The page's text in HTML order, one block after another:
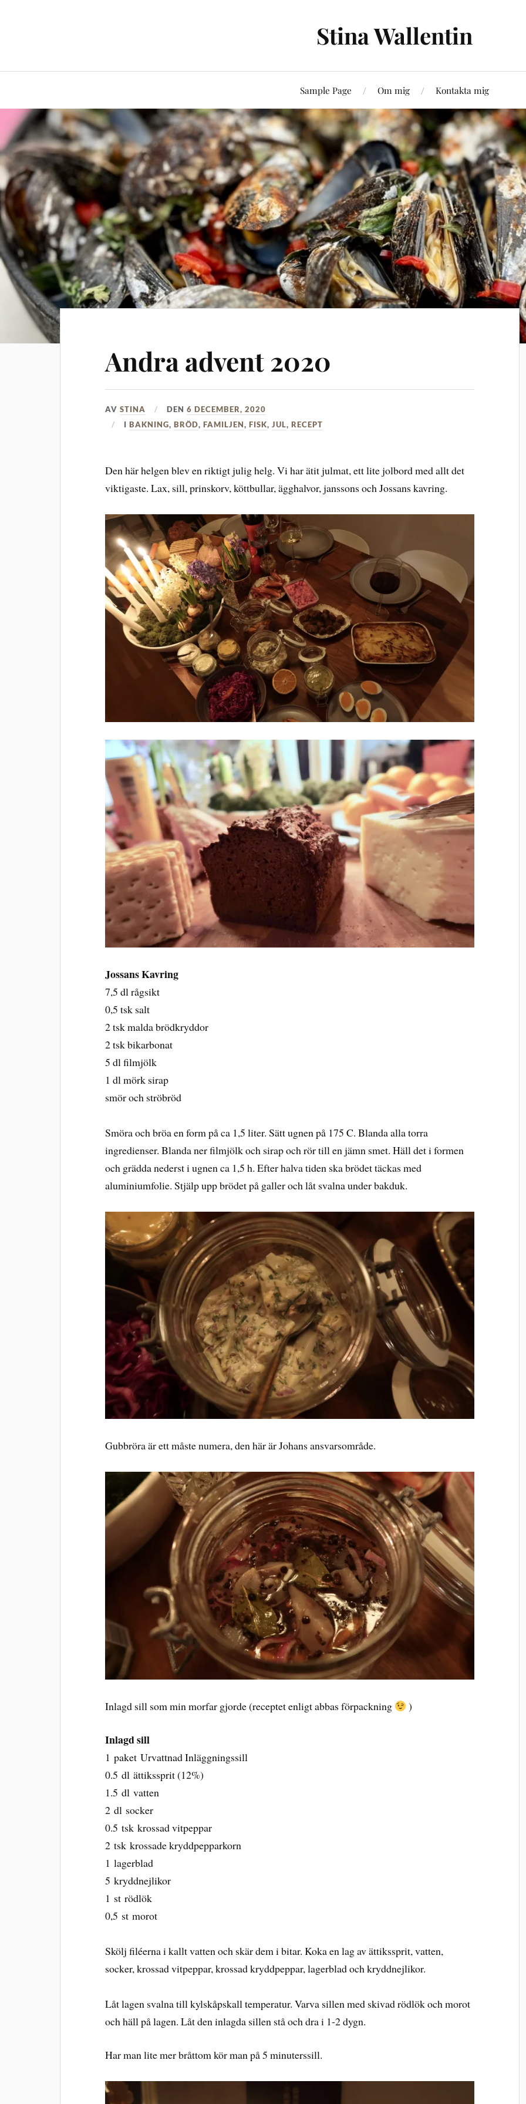
Stina Wallentin
Sample Page Om mig Kontakta mig
Andra advent 2020
AVSTINA DEN6 DECEMBER, 2020
IBAKNING,BRÖD,FAMILJEN,FISK,JUL,RECEPT
Den här helgen blev en riktigt julig helg. Vi har ätit julmat, ett lite jolbord med allt det
viktigaste. Lax, sill, prinskorv, köttbullar, ägghalvor, janssons och Jossans kavring.
Jossans Kavring
7,5 dl rågsikt
0,5 tsk salt
2 tsk malda brödkryddor
2 tsk bikarbonat
5 dl filmjölk
1 dl mörk sirap
smör och ströbröd
Smöra och bröa en form på ca 1,5 liter. Sätt ugnen på 175 C. Blanda alla torra
ingredienser. Blanda ner filmjölk och sirap och rör till en jämn smet. Häll det i formen
och grädda nederst i ugnen ca 1,5 h. Efter halva tiden ska brödet täckas med
aluminiumfolie. Stjälp upp brödet på galler och låt svalna under bakduk.
Gubbröra är ett måste numera, den här är Johans ansvarsområde.
Inlagd sill som min morfar gjorde (receptet enligt abbas förpackning )
Inlagd sill
1 paket Urvattnad Inläggningssill
0.5 dl ättikssprit (12%)
1.5 dl vatten
2 dl socker
0.5 tsk krossad vitpeppar
2 tsk krossade kryddpepparkorn
1 lagerblad
5 kryddnejlikor
1 st rödlök
0,5 st morot
Skölj filéerna i kallt vatten och skär dem i bitar. Koka en lag av ättikssprit, vatten,
socker, krossad vitpeppar, krossad kryddpeppar, lagerblad och kryddnejlikor.
Låt lagen svalna till kylskåpskall temperatur. Varva sillen med skivad rödlök och morot
och häll på lagen. Låt den inlagda sillen stå och dra i 1-2 dygn.
Har man lite mer bråttom kör man på 5 minuterssill.